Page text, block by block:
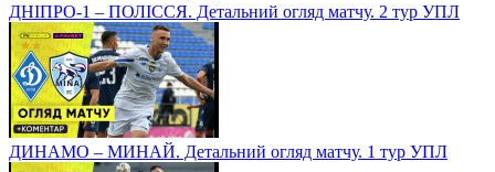
ДНІПРО-1 – ПОЛІССЯ. Детальний огляд матчу. 2 тур УПЛ
ДИНАМО – МИНАЙ. Детальний огляд матчу. 1 тур УПЛ